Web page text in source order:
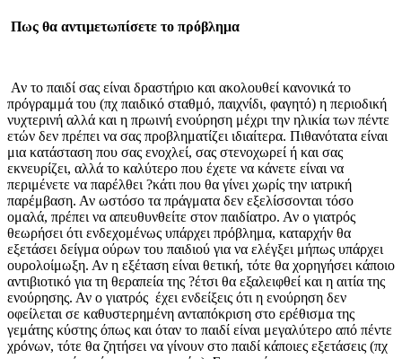
Πως θα αντιμετωπίσετε το πρόβλημα
Αν το παιδί σας είναι δραστήριο και ακολουθεί κανονικά το
πρόγραμμά του (πχ παιδικό σταθμό, παιχνίδι, φαγητό) η περιοδική
νυχτερινή αλλά και η πρωινή ενούρηση μέχρι την ηλικία των πέντε
ετών δεν πρέπει να σας προβληματίζει ιδιαίτερα. Πιθανότατα είναι
μια κατάσταση που σας ενοχλεί, σας στενοχωρεί ή και σας
εκνευρίζει, αλλά το καλύτερο που έχετε να κάνετε είναι να
περιμένετε να παρέλθει ?κάτι που θα γίνει χωρίς την ιατρική
παρέμβαση. Αν ωστόσο τα πράγματα δεν εξελίσσονται τόσο
ομαλά, πρέπει να απευθυνθείτε στον παιδίατρο. Αν ο γιατρός
θεωρήσει ότι ενδεχομένως υπάρχει πρόβλημα, καταρχήν θα
εξετάσει δείγμα ούρων του παιδιού για να ελέγξει μήπως υπάρχει
ουρολοίμωξη. Αν η εξέταση είναι θετική, τότε θα χορηγήσει κάποιο
αντιβιοτικό για τη θεραπεία της ?έτσι θα εξαλειφθεί και η αιτία της
ενούρησης. Αν ο γιατρός έχει ενδείξεις ότι η ενούρηση δεν
οφείλεται σε καθυστερημένη ανταπόκριση στο ερέθισμα της
γεμάτης κύστης όπως και όταν το παιδί είναι μεγαλύτερο από πέντε
χρόνων, τότε θα ζητήσει να γίνουν στο παιδί κάποιες εξετάσεις (πχ